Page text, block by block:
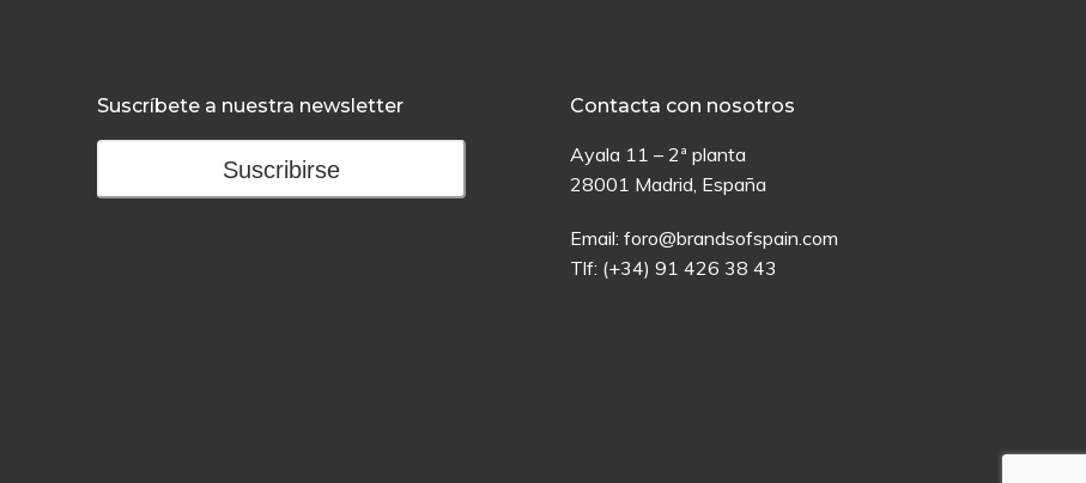
Suscríbete a nuestra newsletter
Suscribirse
Contacta con nosotros
Ayala 11 – 2ª planta
28001 Madrid, España
Email:foro@brandsofspain.com
Tlf: (+34) 91 426 38 43